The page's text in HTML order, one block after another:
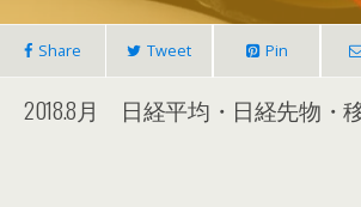
Share Tweet Pin
2018.8月 日経平均・日経先物・